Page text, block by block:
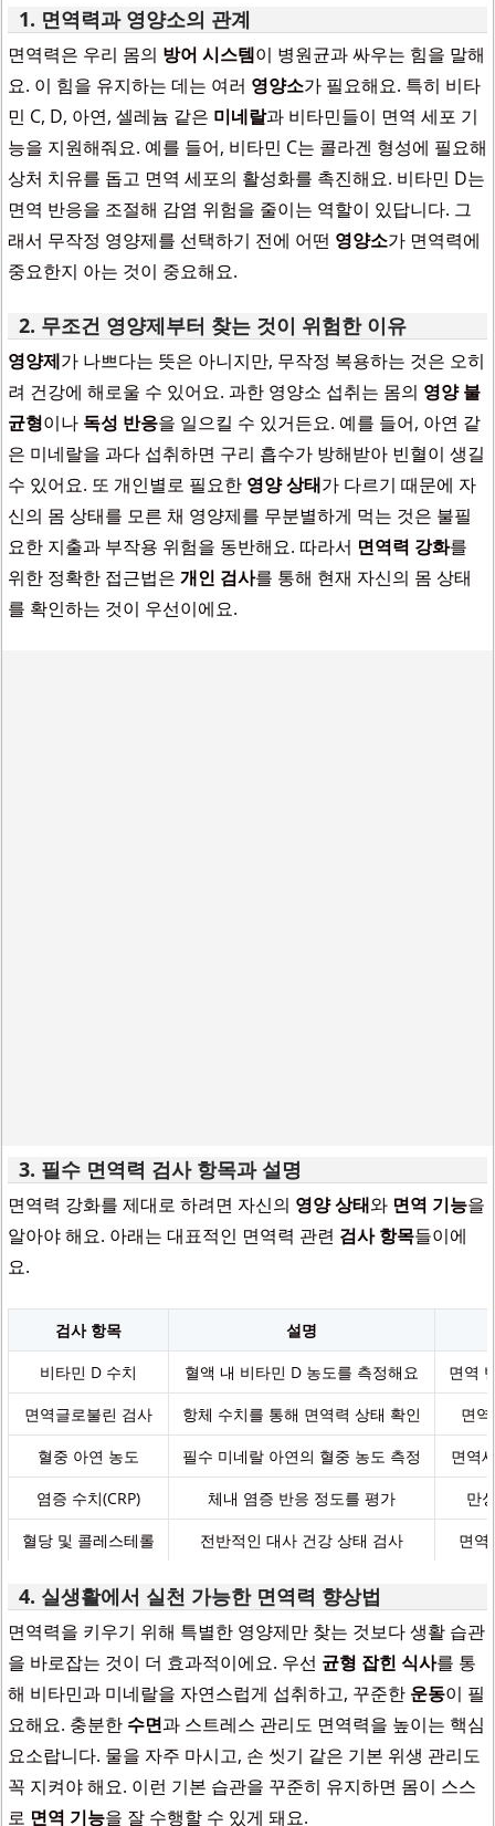
1. 면역력과 영양소의 관계
면역력은 우리 몸의 방어 시스템이 병원균과 싸우는 힘을 말해
요. 이 힘을 유지하는 데는 여러 영양소가 필요해요. 특히 비타
민 C, D, 아연, 셀레늄 같은 미네랄과 비타민들이 면역 세포 기
능을 지원해줘요. 예를 들어, 비타민 C는 콜라겐 형성에 필요해
상처 치유를 돕고 면역 세포의 활성화를 촉진해요. 비타민 D는
면역 반응을 조절해 감염 위험을 줄이는 역할이 있답니다. 그
래서 무작정 영양제를 선택하기 전에 어떤 영양소가 면역력에
중요한지 아는 것이 중요해요.
2. 무조건 영양제부터 찾는 것이 위험한 이유
영양제가 나쁘다는 뜻은 아니지만, 무작정 복용하는 것은 오히
려 건강에 해로울 수 있어요. 과한 영양소 섭취는 몸의 영양 불
균형이나 독성 반응을 일으킬 수 있거든요. 예를 들어, 아연 같
은 미네랄을 과다 섭취하면 구리 흡수가 방해받아 빈혈이 생길
수 있어요. 또 개인별로 필요한 영양 상태가 다르기 때문에 자
신의 몸 상태를 모른 채 영양제를 무분별하게 먹는 것은 불필
요한 지출과 부작용 위험을 동반해요. 따라서 면역력 강화를
위한 정확한 접근법은 개인 검사를 통해 현재 자신의 몸 상태
를 확인하는 것이 우선이에요.
3. 필수 면역력 검사 항목과 설명
면역력 강화를 제대로 하려면 자신의 영양 상태와 면역 기능을
알아야 해요. 아래는 대표적인 면역력 관련 검사 항목들이에
요.
검사 항목
설명
비타민 D 수치
혈액 내 비타민 D 농도를 측정해요
면역
면역글로불린 검사
항체 수치를 통해 면역력 상태 확인
면
혈중 아연 농도
필수 미네랄 아연의 혈중 농도 측정
면역
염증 수치(CRP)
체내 염증 반응 정도를 평가
만
혈당 및 콜레스테롤
전반적인 대사 건강 상태 검사 면역
4. 실생활에서 실천 가능한 면역력 향상법
면역력을 키우기 위해 특별한 영양제만 찾는 것보다 생활 습관
을 바로잡는 것이 더 효과적이에요. 우선 균형 잡힌 식사를 통
해 비타민과 미네랄을 자연스럽게 섭취하고, 꾸준한 운동이 필
요해요. 충분한 수면과 스트레스 관리도 면역력을 높이는 핵심
요소랍니다. 물을 자주 마시고, 손 씻기 같은 기본 위생 관리도
꼭 지켜야 해요. 이런 기본 습관을 꾸준히 유지하면 몸이 스스
로 면역 기능을 잘 수행할 수 있게 돼요.